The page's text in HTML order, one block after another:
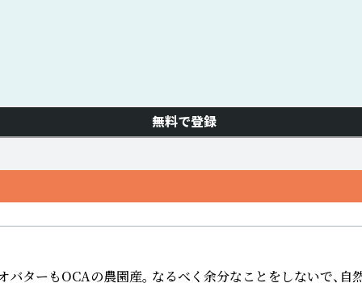
無料で登録
ターもOCAの農園産。 なるべく余分なことをしないで、